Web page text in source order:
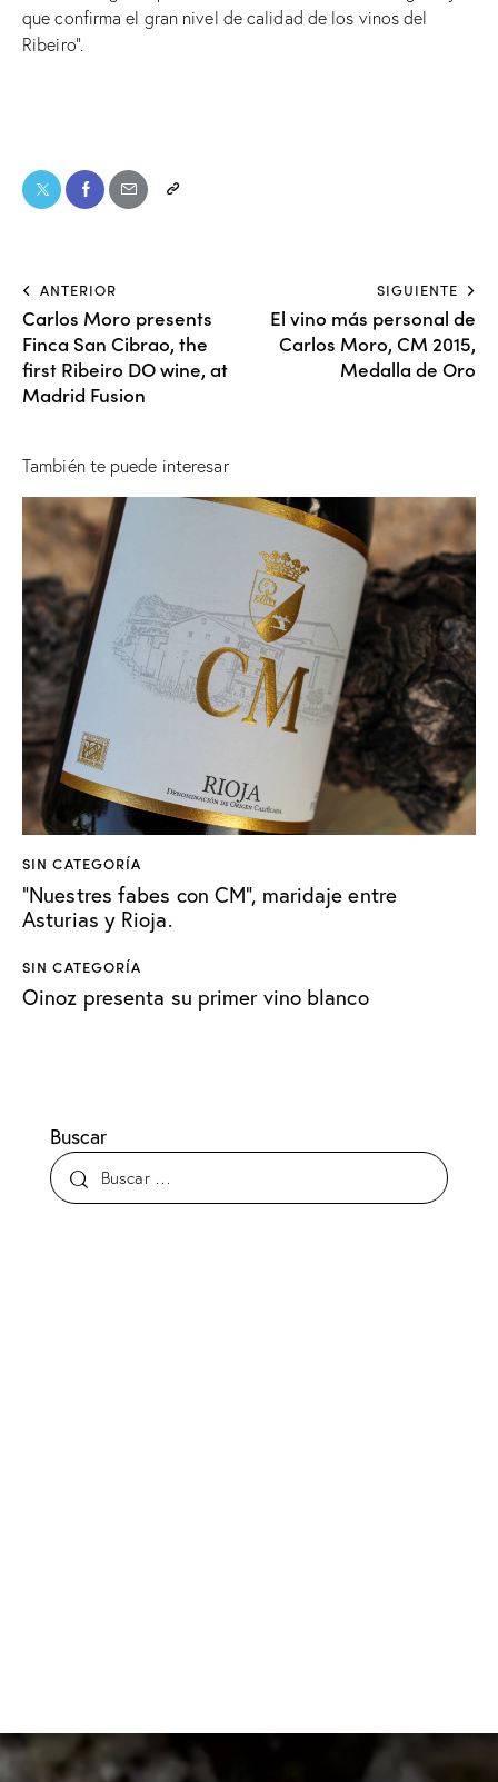
que confirma el gran nivel de calidad de los vinos del
Ribeiro”.
ANTERIOR
Carlos Moro presents
Finca San Cibrao, the
first Ribeiro DO wine, at
Madrid Fusion
SIGUIENTE
El vino más personal de
Carlos Moro, CM 2015,
Medalla de Oro
También te puede interesar
SIN CATEGORÍA
“Nuestres fabes con CM”, maridaje entre
Asturias y Rioja.
SIN CATEGORÍA
Oinoz presenta su primer vino blanco
Buscar